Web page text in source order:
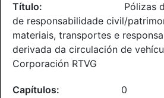
Pólizas
de responsabilidade civil/
materiais, transportes e
derivada da circulación de
Corporación RTVG
0